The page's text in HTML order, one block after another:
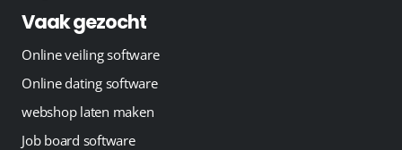
Vaak gezocht
Online veiling software
Online dating software
webshop laten maken
Job board software